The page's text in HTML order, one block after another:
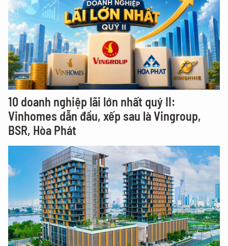
10 doanh nghiệp lãi lớn nhất quý II:
Vinhomes dẫn đầu, xếp sau là Vingroup,
BSR, Hòa Phát